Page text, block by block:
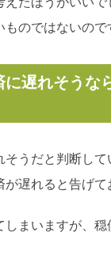
のではないので
に遅れそうな
そうだと判断し
遅れると告げて
しまいますが、